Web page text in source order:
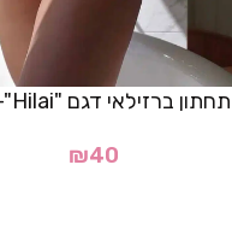
תחתון ברזילאי דגם "Hilai"- ירוק
₪40